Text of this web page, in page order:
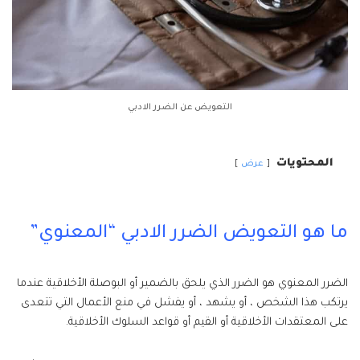
التعويض عن الضرر الادبي
المحتويات عرض
ما هو التعويض الضرر الادبي “المعنوي”
الضرر المعنوي هو الضرر الذي يلحق بالضمير أو البوصلة الأخلاقية عندما
يرتكب هذا الشخص ، أو يشهد ، أو يفشل في منع الأعمال التي تتعدى
على المعتقدات الأخلاقية أو القيم أو قواعد السلوك الأخلاقية.